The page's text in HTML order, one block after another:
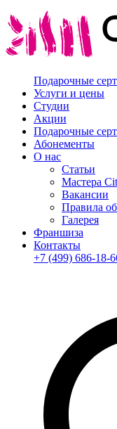
Подарочные
Услуги и цены
Студии
Акции
Подарочные
Абонементы
О нас
Статьи
Мастера
Вакансии
Правила
Галерея
Франшиза
Контакты
+7 (499) 686-18-